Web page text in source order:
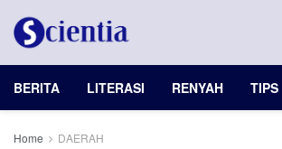
BERITA LITERASI RENYAH TIPS
Home DAERAH